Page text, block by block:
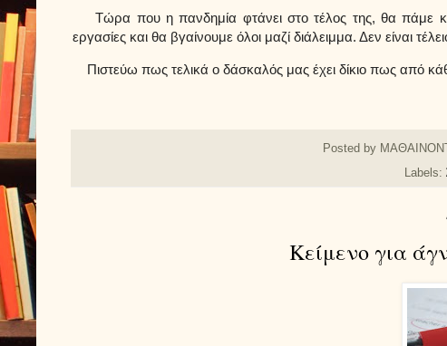
Τώρα που η πανδημία φτάνει στο τέλος της, θα πάμε
εργασίες και θα βγαίνουμε όλοι μαζί διάλειμμα. Δεν είναι
Πιστεύω πως τελικά ο δάσκαλός μας έχει δίκιο πως από
Posted by
Labels:
Κείμενο για